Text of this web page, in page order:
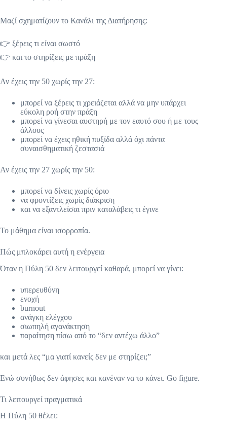
Μαζί σχηματίζουν το Κανάλι της Διατήρησης:
👉 ξέρεις τι είναι σωστό
👉 και το στηρίζεις με πράξη
Αν έχεις την 50 χωρίς την 27:
μπορεί να ξέρεις τι χρειάζεται αλλά να μην υπάρχει
εύκολη ροή στην πράξη
μπορεί να γίνεσαι αυστηρή με τον εαυτό σου ή με τους
άλλους
μπορεί να έχεις ηθική πυξίδα αλλά όχι πάντα
συναισθηματική ζεστασιά
Αν έχεις την 27 χωρίς την 50:
μπορεί να δίνεις χωρίς όριο
να φροντίζεις χωρίς διάκριση
και να εξαντλείσαι πριν καταλάβεις τι έγινε
Το μάθημα είναι ισορροπία.
Πώς μπλοκάρει αυτή η ενέργεια
Όταν η Πύλη 50 δεν λειτουργεί καθαρά, μπορεί να γίνει:
υπερευθύνη
ενοχή
burnout
ανάγκη ελέγχου
σιωπηλή αγανάκτηση
παραίτηση πίσω από το “δεν αντέχω άλλο”
και μετά λες “μα γιατί κανείς δεν με στηρίζει;”
Ενώ συνήθως δεν άφησες και κανέναν να το κάνει. Go figure.
Τι λειτουργεί πραγματικά
Η Πύλη 50 θέλει: